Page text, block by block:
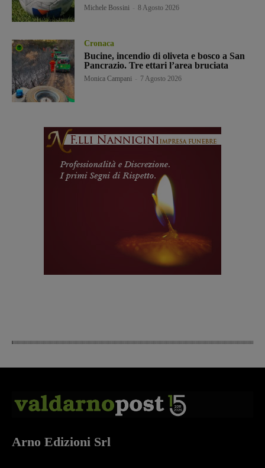
Michele Bossini 8 Agosto 2026
Cronaca
Bucine, incendio di oliveta e bosco a San
Pancrazio. Tre ettari l’area bruciata
Monica Campani 7 Agosto 2026
Arno Edizioni Srl